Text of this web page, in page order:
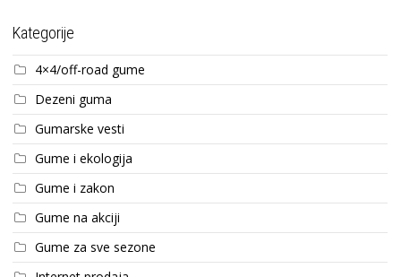
Kategorije
4×4/off-road gume
Dezeni guma
Gumarske vesti
Gume i ekologija
Gume i zakon
Gume na akciji
Gume za sve sezone